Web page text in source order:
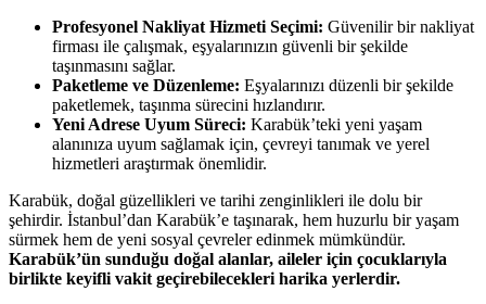
Profesyonel Nakliyat Hizmeti Seçimi: Güvenilir bir nakliyat
firması ile çalışmak, eşyalarınızın güvenli bir şekilde
taşınmasını sağlar.
Paketleme ve Düzenleme: Eşyalarınızı düzenli bir şekilde
paketlemek, taşınma sürecini hızlandırır.
Yeni Adrese Uyum Süreci: Karabük’teki yeni yaşam
alanınıza uyum sağlamak için, çevreyi tanımak ve yerel
hizmetleri araştırmak önemlidir.
Karabük, doğal güzellikleri ve tarihi zenginlikleri ile dolu bir
şehirdir. İstanbul’dan Karabük’e taşınarak, hem huzurlu bir yaşam
sürmek hem de yeni sosyal çevreler edinmek mümkündür.
Karabük’ün sunduğu doğal alanlar, aileler için çocuklarıyla
birlikte keyifli vakit geçirebilecekleri harika yerlerdir.